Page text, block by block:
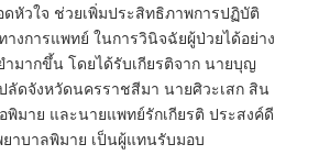
หัวใจ ช่วยเพิ่มประสิทธิภาพการปฏิบัติ
งการแพทย์ ในการวินิจฉัยผู้ป่วยได้อย่าง
ำมากขึ้น โดยได้รับเกียรติจาก นายบุญ
ลัดจังหวัดนครราชสีมา นายศิวะเสก สิน
พิมาย และนายแพทย์รักเกียรติ ประสงค์ดี
ยาบาลพิมาย เป็นผู้แทนรับมอบ